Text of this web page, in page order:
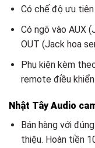
Có chế độ ưu
Có ngõ vào AUX
OUT (Jack hoa
Phụ kiện kèm
remote điều khiển.
Nhật Tây Audio
Bán hàng với
thiệu. Hoàn tiền